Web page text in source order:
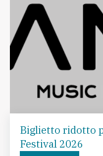
Biglietto ridotto
Festival 2026